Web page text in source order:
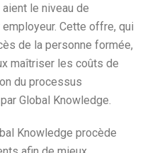
aient le niveau de
Cette offre, qui
de la personne formée,
maîtriser les coûts de
du processus
Global Knowledge.
Knowledge procède